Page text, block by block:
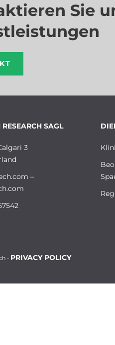
Sie
SAGL
3
–
- PRIVACY POLICY